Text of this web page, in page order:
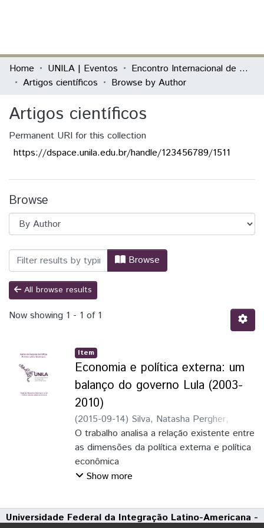
Communities & Collections
All of DSpace
Home UNILA | Eventos
Encontro Internacional de Política Externa Latino-Americana
Artigos científicos
Browse by Author
Artigos científicos
Permanent URI for this collection
https://dspace.unila.edu.br/handle/123456789/1511
Browse
Browsing Artigos científicos by Author
Browse
All browse results
Now showing 1 - 1 of 1
Item
Economia e política externa: um
balanço do governo Lula (2003-
2010)
(2015-09-14) Silva, Natasha Pergher;
Brancher, Pedro Txai Leal
O trabalho analisa a relação existente entre
as dimensões da política externa e política
econômica
durante o governo Lula (2002/2010). A
estratégia econômica, bem como os
Show more
Universidade Federal da Integração Latino-Americana -